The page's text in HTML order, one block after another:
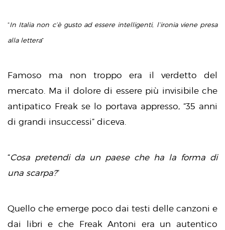
“In Italia non c’è gusto ad essere intelligenti, l’ironia viene presa
alla lettera“
Famoso ma non troppo era il verdetto del
mercato. Ma il dolore di essere più invisibile che
antipatico Freak se lo portava appresso, “35 anni
di grandi insuccessi” diceva.
“Cosa pretendi da un paese che ha la forma di
una scarpa?“
Quello che emerge poco dai testi delle canzoni e
dai libri e che Freak Antoni era un autentico